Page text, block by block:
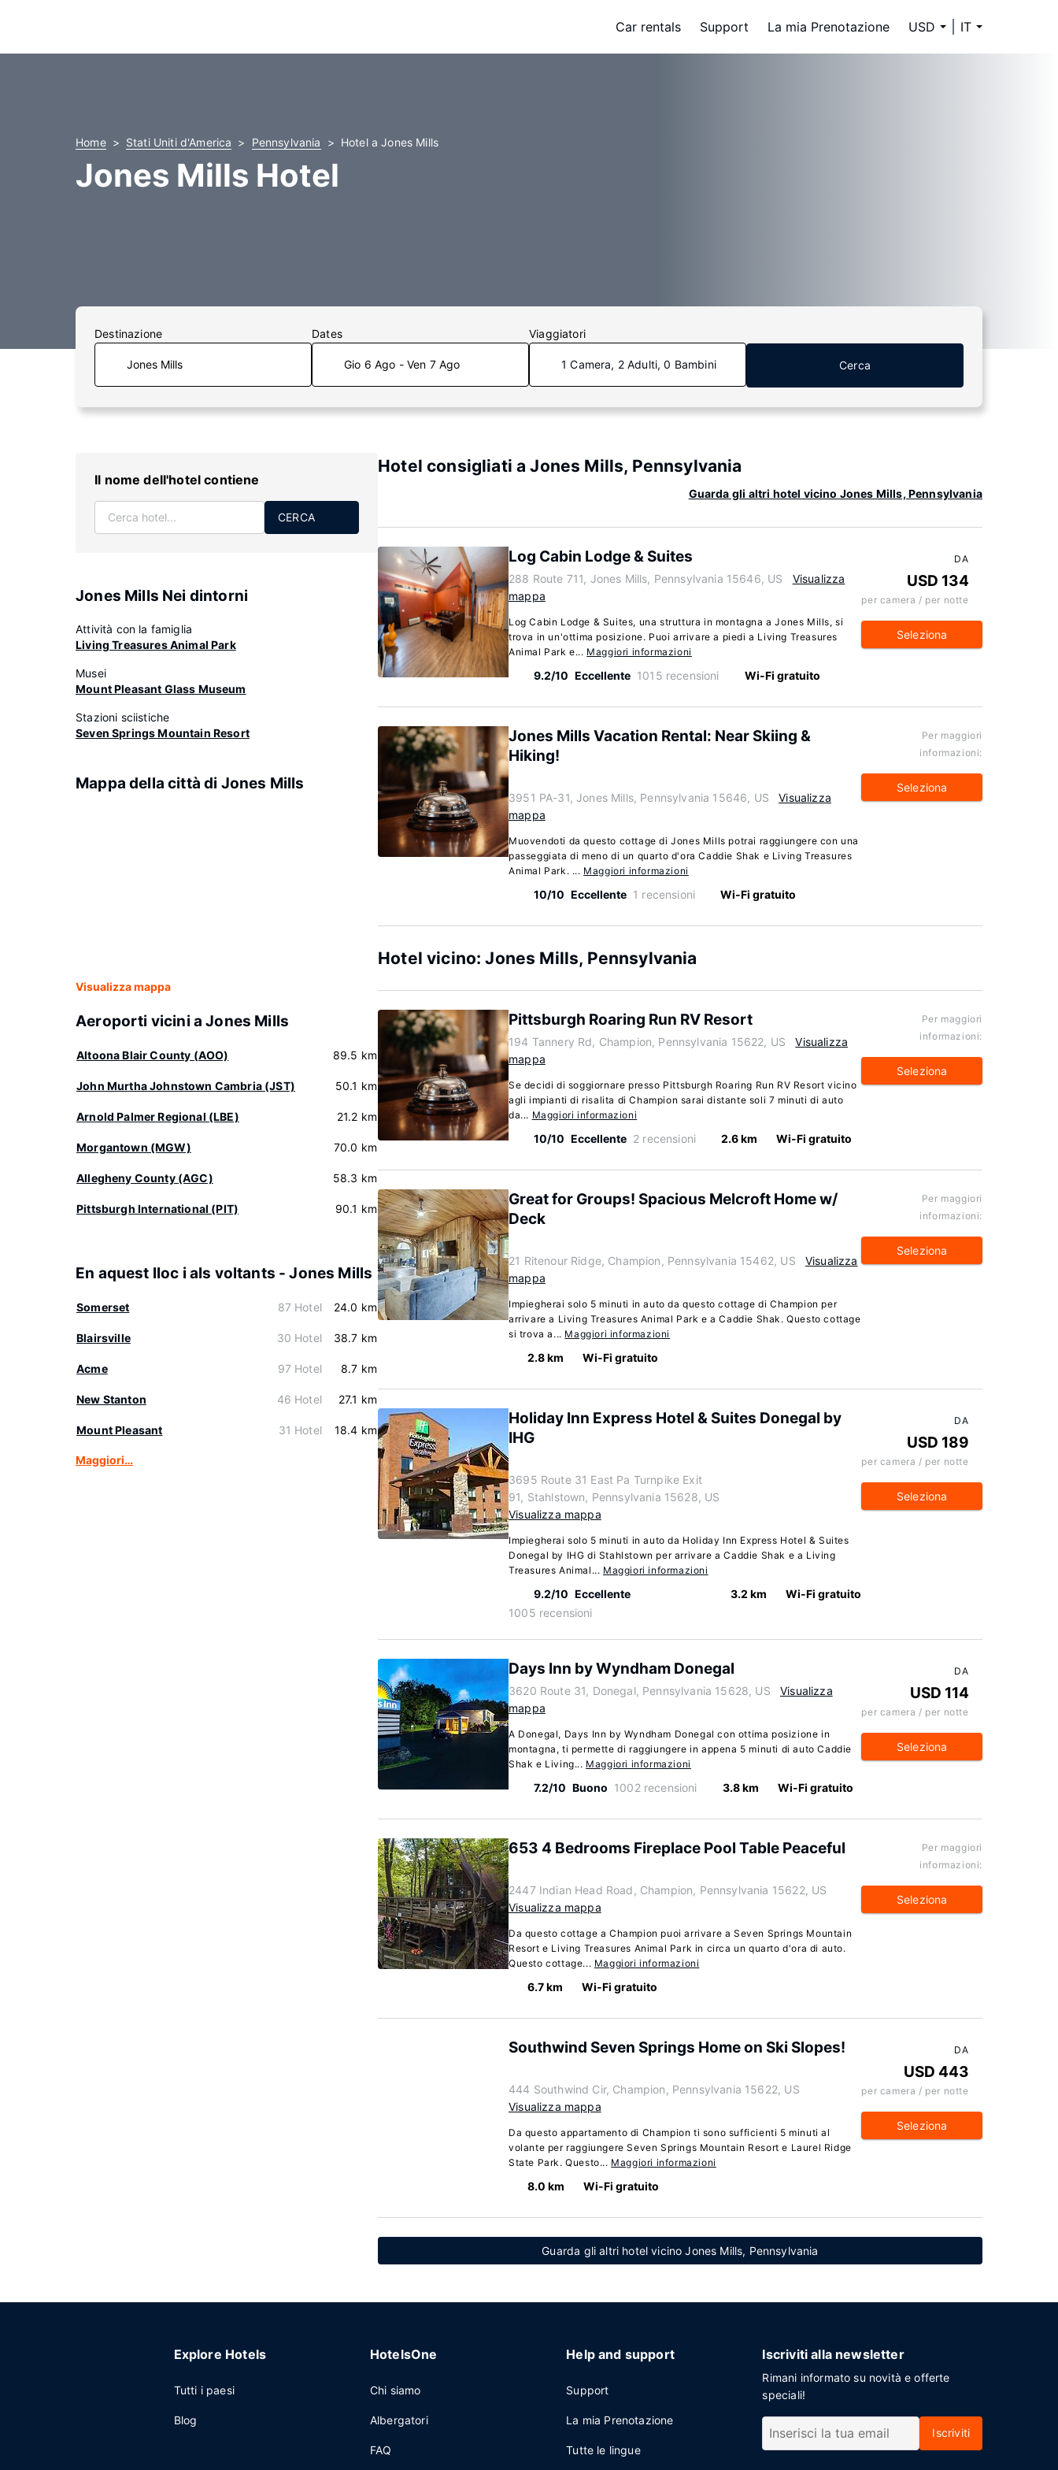
Car rentals Support La mia Prenotazione USD IT
Home Stati Uniti d'America Pennsylvania Hotel a Jones Mills
Jones Mills Hotel
Destinazione Dates
Gio 6 Ago - Ven 7 Ago
Viaggiatori
1 Camera, 2 Adulti, 0 Bambini Cerca
Il nome dell'hotel contiene
CERCA
Jones Mills Nei dintorni
Attività con la famiglia
Living Treasures Animal Park
Musei
Mount Pleasant Glass Museum
Stazioni sciistiche
Seven Springs Mountain Resort
Mappa della città di Jones Mills
Visualizza mappa
Aeroporti vicini a Jones Mills
Altoona Blair County (AOO) 89.5 km
John Murtha Johnstown Cambria (JST) 50.1 km
Arnold Palmer Regional (LBE) 21.2 km
Morgantown (MGW) 70.0 km
Allegheny County (AGC) 58.3 km
Pittsburgh International (PIT) 90.1 km
En aquest lloc i als voltants - Jones Mills
Somerset 87 Hotel 24.0 km
Blairsville 30 Hotel 38.7 km
Acme 97 Hotel 8.7 km
New Stanton 46 Hotel 27.1 km
Mount Pleasant 31 Hotel 18.4 km
Maggiori…
Hotel consigliati a Jones Mills, Pennsylvania
Guarda gli altri hotel vicino Jones Mills, Pennsylvania
Log Cabin Lodge & Suites
288 Route 711, Jones Mills, Pennsylvania 15646, US
Visualizza
mappa
Log Cabin Lodge & Suites, una struttura in montagna a Jones Mills, si
trova in un'ottima posizione. Puoi arrivare a piedi a Living Treasures
Animal Park e... Maggiori informazioni
9.2/10 Eccellente 1015 recensioni Wi-Fi gratuito
DA
USD 134
per camera / per notte
Seleziona
Jones Mills Vacation Rental: Near Skiing &
Hiking!
3951 PA-31, Jones Mills, Pennsylvania 15646, US
Visualizza
mappa
Muovendoti da questo cottage di Jones Mills potrai raggiungere con una
passeggiata di meno di un quarto d'ora Caddie Shak e Living Treasures
Animal Park. ... Maggiori informazioni
10/10 Eccellente 1 recensioni Wi-Fi gratuito
Per maggiori
informazioni:
Seleziona
Hotel vicino: Jones Mills, Pennsylvania
Pittsburgh Roaring Run RV Resort
194 Tannery Rd, Champion, Pennsylvania 15622, US
Visualizza
mappa
Se decidi di soggiornare presso Pittsburgh Roaring Run RV Resort vicino
agli impianti di risalita di Champion sarai distante soli 7 minuti di auto
da... Maggiori informazioni
10/10 Eccellente 2 recensioni 2.6 km Wi-Fi gratuito
Per maggiori
informazioni:
Seleziona
Great for Groups! Spacious Melcroft Home w/
Deck
21 Ritenour Ridge, Champion, Pennsylvania 15462, US
Visualizza
mappa
Impiegherai solo 5 minuti in auto da questo cottage di Champion per
arrivare a Living Treasures Animal Park e a Caddie Shak. Questo cottage
si trova a... Maggiori informazioni
2.8 km Wi-Fi gratuito
Per maggiori
informazioni:
Seleziona
Holiday Inn Express Hotel & Suites Donegal by
IHG
3695 Route 31 East Pa Turnpike Exit
91, Stahlstown, Pennsylvania 15628, US
Visualizza mappa
Impiegherai solo 5 minuti in auto da Holiday Inn Express Hotel & Suites
Donegal by IHG di Stahlstown per arrivare a Caddie Shak e a Living
Treasures Animal... Maggiori informazioni
9.2/10 Eccellente
1005 recensioni
3.2 km Wi-Fi gratuito
DA
USD 189
per camera / per notte
Seleziona
Days Inn by Wyndham Donegal
3620 Route 31, Donegal, Pennsylvania 15628, US
Visualizza
mappa
A Donegal, Days Inn by Wyndham Donegal con ottima posizione in
montagna, ti permette di raggiungere in appena 5 minuti di auto Caddie
Shak e Living... Maggiori informazioni
7.2/10 Buono 1002 recensioni 3.8 km Wi-Fi gratuito
DA
USD 114
per camera / per notte
Seleziona
653 4 Bedrooms Fireplace Pool Table Peaceful
2447 Indian Head Road, Champion, Pennsylvania 15622, US
Visualizza mappa
Da questo cottage a Champion puoi arrivare a Seven Springs Mountain
Resort e Living Treasures Animal Park in circa un quarto d'ora di auto.
Questo cottage... Maggiori informazioni
6.7 km Wi-Fi gratuito
Per maggiori
informazioni:
Seleziona
Southwind Seven Springs Home on Ski Slopes!
444 Southwind Cir, Champion, Pennsylvania 15622, US
Visualizza mappa
Da questo appartamento di Champion ti sono sufficienti 5 minuti al
volante per raggiungere Seven Springs Mountain Resort e Laurel Ridge
State Park. Questo... Maggiori informazioni
8.0 km Wi-Fi gratuito
DA
USD 443
per camera / per notte
Seleziona
Guarda gli altri hotel vicino Jones Mills, Pennsylvania
Explore Hotels
Tutti i paesi
Blog
HotelsOne
Chi siamo
Albergatori
FAQ
Help and support
Support
La mia Prenotazione
Tutte le lingue
Iscriviti alla newsletter
Rimani informato su novità e offerte
speciali!
Iscriviti